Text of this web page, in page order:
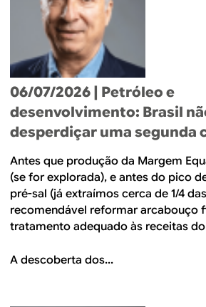
a
06/07/2026 | Petróleo e
desenvolvimento: Brasil
desperdiçar uma segunda
Antes que produção da Margem
(se for explorada), e antes do pico
pré-sal (já extraímos cerca de 1/4
recomendável reformar arcabouço
tratamento adequado às receitas
A descoberta dos...